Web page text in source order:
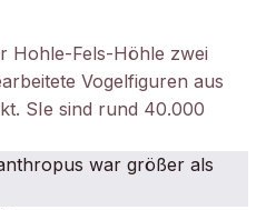
Hohle-Fels-Höhle zwei
Vogelfiguren aus
SIe sind rund 40.000